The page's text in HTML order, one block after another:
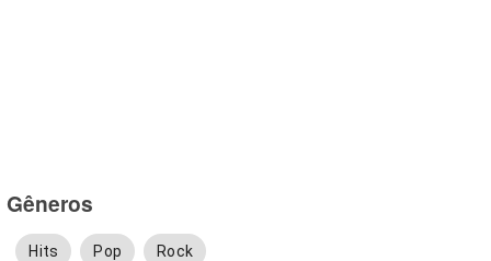
Gêneros
Hits Pop Rock